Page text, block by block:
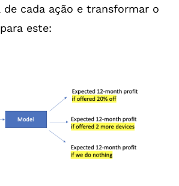
cada ação e transformar o
este: